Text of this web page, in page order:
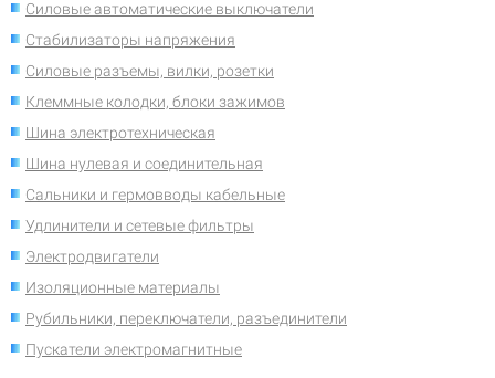
Силовые автоматические выключатели
Стабилизаторы напряжения
Силовые разъемы, вилки, розетки
Клеммные колодки, блоки зажимов
Шина электротехническая
Шина нулевая и соединительная
Сальники и гермовводы кабельные
Удлинители и сетевые фильтры
Электродвигатели
Изоляционные материалы
Рубильники, переключатели, разъединители
Пускатели электромагнитные